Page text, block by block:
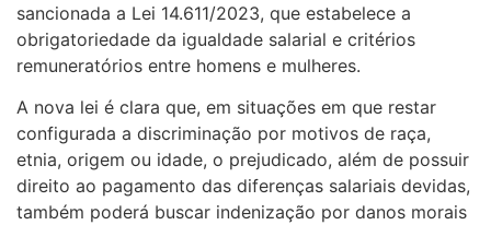
sancionada a Lei 14.611/2023, que estabelece a
obrigatoriedade da igualdade salarial e critérios
remuneratórios entre homens e mulheres.
A nova lei é clara que, em situações em que restar
configurada a discriminação por motivos de raça,
etnia, origem ou idade, o prejudicado, além de possuir
direito ao pagamento das diferenças salariais devidas,
também poderá buscar indenização por danos morais